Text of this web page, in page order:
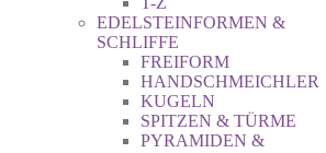
EDELSTEINFORMEN &
SCHLIFFE
FREIFORM
HANDSCHMEICHLER
KUGELN
SPITZEN & TÜRME
PYRAMIDEN &